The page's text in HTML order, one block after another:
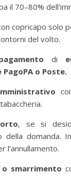
il 70–80%
copricapo solo
del volto.
di
o Poste.
, se si
della domanda.
smarrimento